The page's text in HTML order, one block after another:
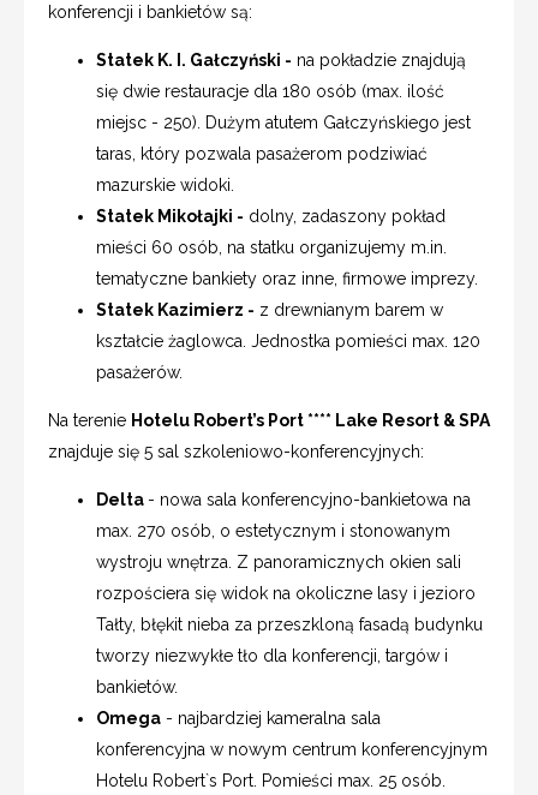
konferencji i bankietów są:
Statek K. I. Gałczyński - na pokładzie znajdują
się dwie restauracje dla 180 osób (max. ilość
miejsc - 250). Dużym atutem Gałczyńskiego jest
taras, który pozwala pasażerom podziwiać
mazurskie widoki.
Statek Mikołajki - dolny, zadaszony pokład
mieści 60 osób, na statku organizujemy m.in.
tematyczne bankiety oraz inne, firmowe imprezy.
Statek Kazimierz - z drewnianym barem w
kształcie żaglowca. Jednostka pomieści max. 120
pasażerów.
Na terenie Hotelu Robert’s Port **** Lake Resort & SPA
znajduje się 5 sal szkoleniowo-konferencyjnych:
Delta - nowa sala konferencyjno-bankietowa na
max. 270 osób, o estetycznym i stonowanym
wystroju wnętrza. Z panoramicznych okien sali
rozpościera się widok na okoliczne lasy i jezioro
Tałty, błękit nieba za przeszkloną fasadą budynku
tworzy niezwykłe tło dla konferencji, targów i
bankietów.
Omega - najbardziej kameralna sala
konferencyjna w nowym centrum konferencyjnym
Hotelu Robert`s Port. Pomieści max. 25 osób.